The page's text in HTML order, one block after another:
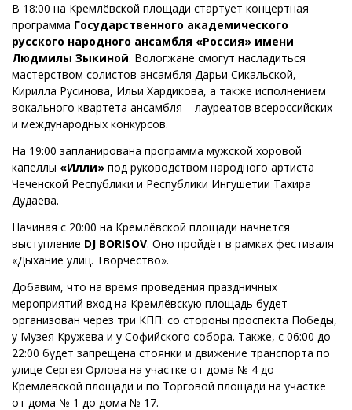
В 18:00 на Кремлёвской площади стартует концертная
программа Государственного академического
русского народного ансамбля «Россия» имени
Людмилы Зыкиной. Вологжане смогут насладиться
мастерством солистов ансамбля Дарьи Сикальской,
Кирилла Русинова, Ильи Хардикова, а также исполнением
вокального квартета ансамбля – лауреатов всероссийских
и международных конкурсов.
На 19:00 запланирована программа мужской хоровой
капеллы «Илли» под руководством народного артиста
Чеченской Республики и Республики Ингушетии Тахира
Дудаева.
Начиная с 20:00 на Кремлёвской площади начнется
выступление DJ BORISOV. Оно пройдёт в рамках фестиваля
«Дыхание улиц. Творчество».
Добавим, что на время проведения праздничных
мероприятий вход на Кремлёвскую площадь будет
организован через три КПП: со стороны проспекта Победы,
у Музея Кружева и у Софийского собора. Также, с 06:00 до
22:00 будет запрещена стоянки и движение транспорта по
улице Сергея Орлова на участке от дома № 4 до
Кремлевской площади и по Торговой площади на участке
от дома № 1 до дома № 17.